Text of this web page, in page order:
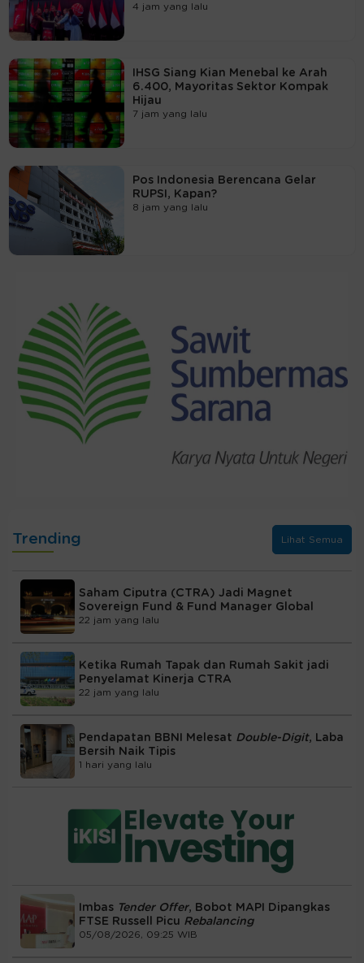
4 jam yang lalu
IHSG Siang Kian Menebal ke Arah
6.400, Mayoritas Sektor Kompak
Hijau
7 jam yang lalu
Pos Indonesia Berencana Gelar
RUPSI, Kapan?
8 jam yang lalu
Trending Lihat Semua
Saham Ciputra (CTRA) Jadi Magnet
Sovereign Fund & Fund Manager Global
22 jam yang lalu
Ketika Rumah Tapak dan Rumah Sakit jadi
Penyelamat Kinerja CTRA
22 jam yang lalu
Pendapatan BBNI Melesat Double-Digit, Laba
Bersih Naik Tipis
1 hari yang lalu
Imbas Tender Offer, Bobot MAPI Dipangkas
FTSE Russell Picu Rebalancing
05/08/2026, 09:25 WIB